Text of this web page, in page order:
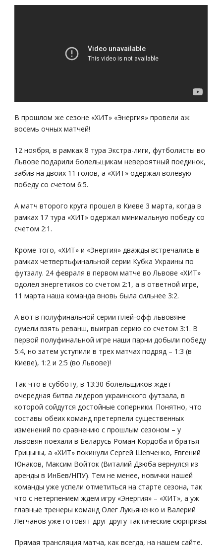
В прошлом же сезоне «ХИТ» «Энергия» провели аж
восемь очных матчей!
12 ноября, в рамках 8 тура Экстра-лиги, футболисты во
Львове подарили болельщикам невероятный поединок,
забив на двоих 11 голов, а «ХИТ» одержал волевую
победу со счетом 6:5.
А матч второго круга прошел в Киеве 3 марта, когда в
рамках 17 тура «ХИТ» одержал минимальную победу со
счетом 2:1.
Кроме того, «ХИТ» и «Энергия» дважды встречались в
рамках четвертьфинальной серии Кубка Украины по
футзалу. 24 февраля в первом матче во Львове «ХИТ»
одолел энергетиков со счетом 2:1, а в ответной игре,
11 марта наша команда вновь была сильнее 3:2.
А вот в полуфинальной серии плей-офф львовяне
сумели взять реванш, выиграв серию со счетом 3:1. В
первой полуфинальной игре наши парни добыли победу
5:4, но затем уступили в трех матчах подряд – 1:3 (в
Киеве), 1:2 и 2:5 (во Львове)!
Так что в субботу, в 13:30 болельщиков ждет
очередная битва лидеров украинского футзала, в
которой сойдутся достойные соперники. Понятно, что
составы обеих команд претерпели существенных
изменений по сравнению с прошлым сезоном – у
львовян поехали в Беларусь Роман Кордоба и братья
Грицыны, а «ХИТ» покинули Сергей Шевченко, Евгений
Юнаков, Максим Войток (Виталий Дзюба вернулся из
аренды в ИнБев/НПУ). Тем не менее, новички нашей
команды уже успели отметиться на старте сезона, так
что с нетерпением ждем игру «Энергия» – «ХИТ», а уж
главные тренеры команд Олег Лукьяненко и Валерий
Легчанов уже готовят друг другу тактические сюрпризы.
Прямая трансляция матча, как всегда, на нашем сайте.